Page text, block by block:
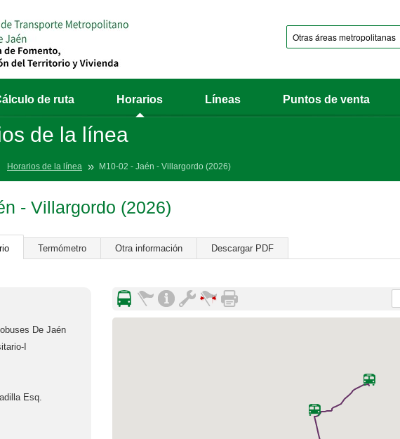
de ruta Horarios Líneas Puntos de venta
de la línea
Horarios de la línea M10-02 - Jaén - Villargordo (2026)
- Villargordo (2026)
Termómetro Otra información Descargar PDF
De Jaén
I
Esq.